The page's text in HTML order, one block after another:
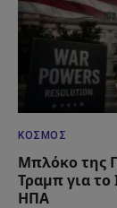
ΚΌΣΜΟΣ
Μπλόκο της
Τραμπ για το
ΗΠΑ